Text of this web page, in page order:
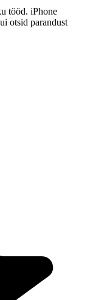
tööd. iPhone
otsid parandust